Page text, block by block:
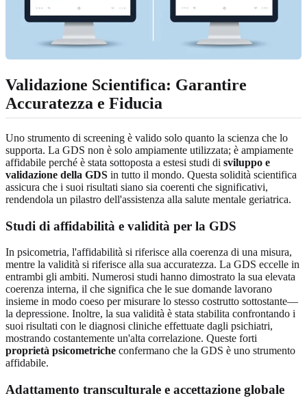
Validazione Scientifica: Garantire
Accuratezza e Fiducia
Uno strumento di screening è valido solo quanto la scienza che lo
supporta. La GDS non è solo ampiamente utilizzata; è ampiamente
affidabile perché è stata sottoposta a estesi studi di sviluppo e
validazione della GDS in tutto il mondo. Questa solidità scientifica
assicura che i suoi risultati siano sia coerenti che significativi,
rendendola un pilastro dell'assistenza alla salute mentale geriatrica.
Studi di affidabilità e validità per la GDS
In psicometria, l'affidabilità si riferisce alla coerenza di una misura,
mentre la validità si riferisce alla sua accuratezza. La GDS eccelle in
entrambi gli ambiti. Numerosi studi hanno dimostrato la sua elevata
coerenza interna, il che significa che le sue domande lavorano
insieme in modo coeso per misurare lo stesso costrutto sottostante—
la depressione. Inoltre, la sua validità è stata stabilita confrontando i
suoi risultati con le diagnosi cliniche effettuate dagli psichiatri,
mostrando costantemente un'alta correlazione. Queste forti
proprietà psicometriche confermano che la GDS è uno strumento
affidabile.
Adattamento transculturale e accettazione globale